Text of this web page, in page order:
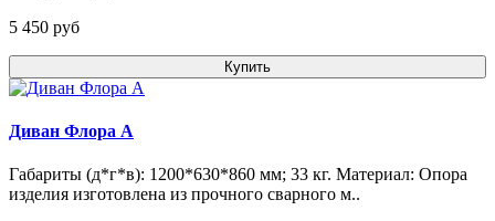
5 450 pуб
Купить
Диван Флора А
Габариты (д*г*в): 1200*630*860 мм; 33 кг. Материал: Опора
изделия изготовлена из прочного сварного м..